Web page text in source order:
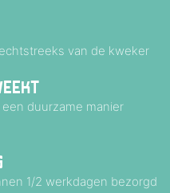
van de kweker
duurzame manier
1/2 werkdagen bezorgd